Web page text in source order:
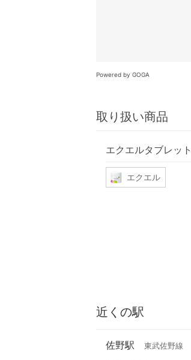
Powered by GOGA
取り扱い商品
エクエルタブレット
エクエル
近くの駅
佐野駅 東武佐野線